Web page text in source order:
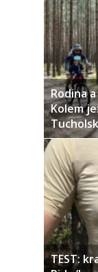
Rodina
Kolem
TEST: